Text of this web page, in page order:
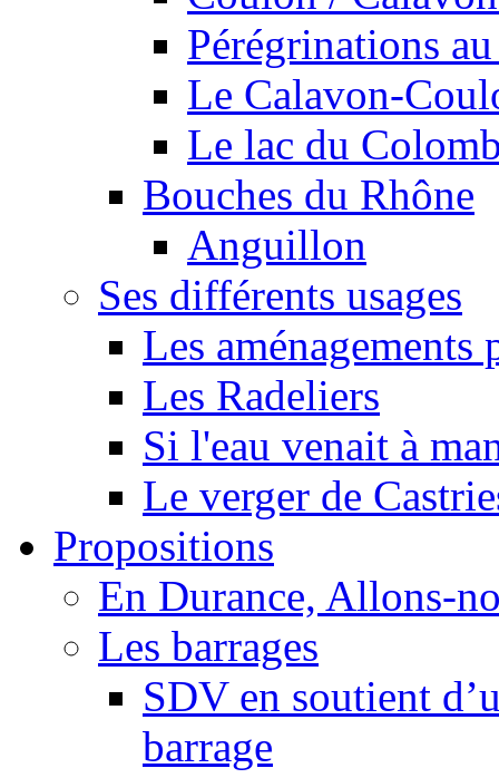
Pérégrinations
Le Calavon-
Le lac du
Bouches du Rhône
Anguillon
Ses différents usages
Les
Les Radeliers
Si l'eau venait à
Le verger de
Propositions
En Durance, Allons-
Les barrages
SDV en soutient
barrage